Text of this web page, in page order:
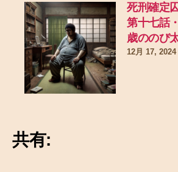
死刑確定
第十七話
歳ののび
12月 17, 2024
共有: